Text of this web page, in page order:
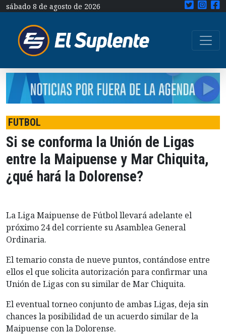
sábado 8 de agosto de 2026
FUTBOL
Si se conforma la Unión de Ligas
entre la Maipuense y Mar Chiquita,
¿qué hará la Dolorense?
La Liga Maipuense de Fútbol llevará adelante el
próximo 24 del corriente su Asamblea General
Ordinaria.
El temario consta de nueve puntos, contándose entre
ellos el que solicita autorización para confirmar una
Unión de Ligas con su similar de Mar Chiquita.
El eventual torneo conjunto de ambas Ligas, deja sin
chances la posibilidad de un acuerdo similar de la
Maipuense con la Dolorense.